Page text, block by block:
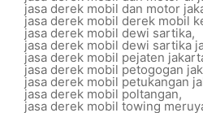
jasa derek mobil dan motor
jasa derek mobil derek mobil
jasa derek mobil dewi sartika,
jasa derek mobil dewi sartika
jasa derek mobil pejaten
jasa derek mobil petogogan
jasa derek mobil petukangan
jasa derek mobil poltangan,
jasa derek mobil towing